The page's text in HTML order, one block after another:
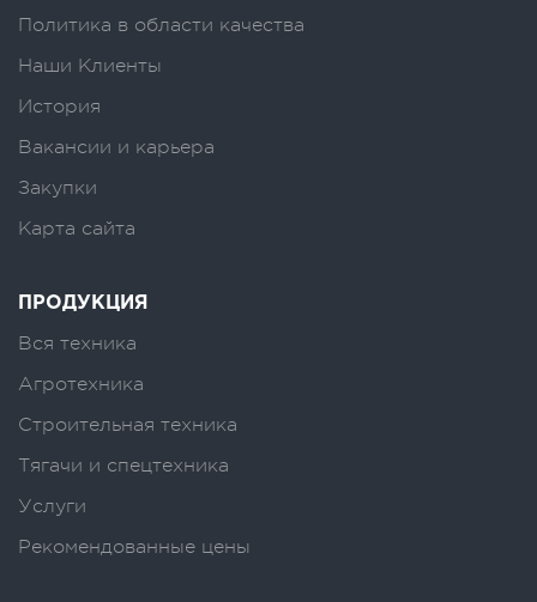
Политика в области качества
Наши Клиенты
История
Вакансии и карьера
Закупки
Карта сайта
ПРОДУКЦИЯ
Вся техника
Агротехника
Строительная техника
Тягачи и спецтехника
Услуги
Рекомендованные цены